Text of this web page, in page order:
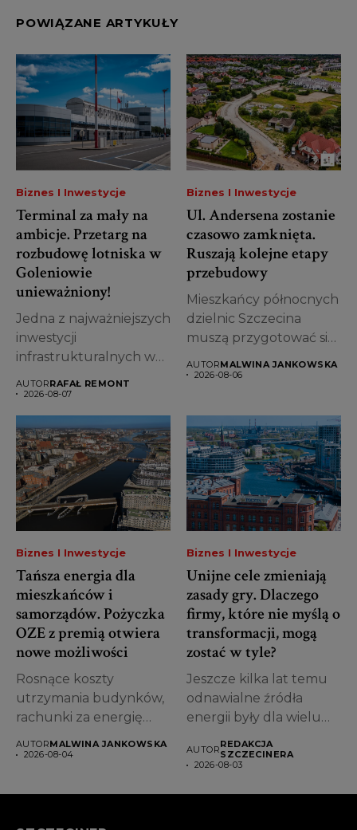
POWIĄZANE ARTYKUŁY
Biznes I Inwestycje
Terminal za mały na
ambicje. Przetarg na
rozbudowę lotniska w
Goleniowie
unieważniony!
Jedna z najważniejszych
inwestycji
infrastrukturalnych w
zachodniopomorskim
stanęła pod znakiem
zapytania....
AUTORRAFAŁ REMONT
2026-08-07
Biznes I Inwestycje
Ul. Andersena zostanie
czasowo zamknięta.
Ruszają kolejne etapy
przebudowy
Mieszkańcy północnych
dzielnic Szczecina
muszą przygotować się
Od 7...
AUTORMALWINA JANKOWSKA
2026-08-06
Biznes I Inwestycje
Tańsza energia dla
mieszkańców i
samorządów. Pożyczka
OZE z premią otwiera
nowe możliwości
Rosnące koszty
utrzymania budynków,
rachunki za energię
dostosowania się do...
AUTORMALWINA JANKOWSKA
2026-08-04
Biznes I Inwestycje
Unijne cele zmieniają
zasady gry. Dlaczego
firmy, które nie myślą o
transformacji, mogą
zostać w tyle?
Jeszcze kilka lat temu
odnawialne źródła
energii były dla wielu
przede...
AUTORREDAKCJA
SZCZECINERA
2026-08-03